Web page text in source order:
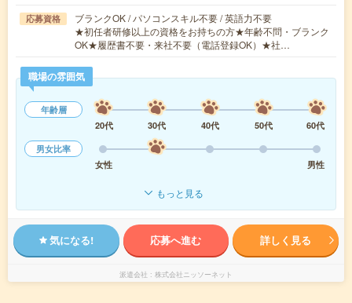
応募資格
ブランクOK / パソコンスキル不要 / 英語力不要
★初任者研修以上の資格をお持ちの方★年齢不問・ブランク
OK★履歴書不要・来社不要（電話登録OK）★社…
職場の雰囲気
年齢層
20代
30代 40代 50代
60代
男女比率
女性
男性
もっと見る
気になる! 応募へ進む 詳しく見る
派遣会社 株式会社ニッソーネット